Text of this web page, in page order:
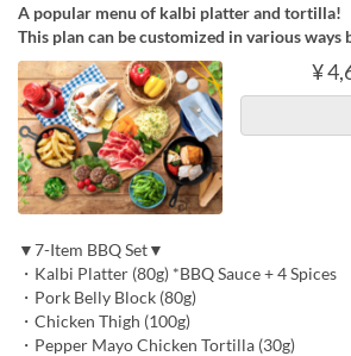
A popular menu of kalbi platter and tortilla!
This plan can be customized in various ways
¥
▼7-Item BBQ Set▼
・Kalbi Platter (80g) *BBQ Sauce + 4 Spices
・Pork Belly Block (80g)
・Chicken Thigh (100g)
・Pepper Mayo Chicken Tortilla (30g)